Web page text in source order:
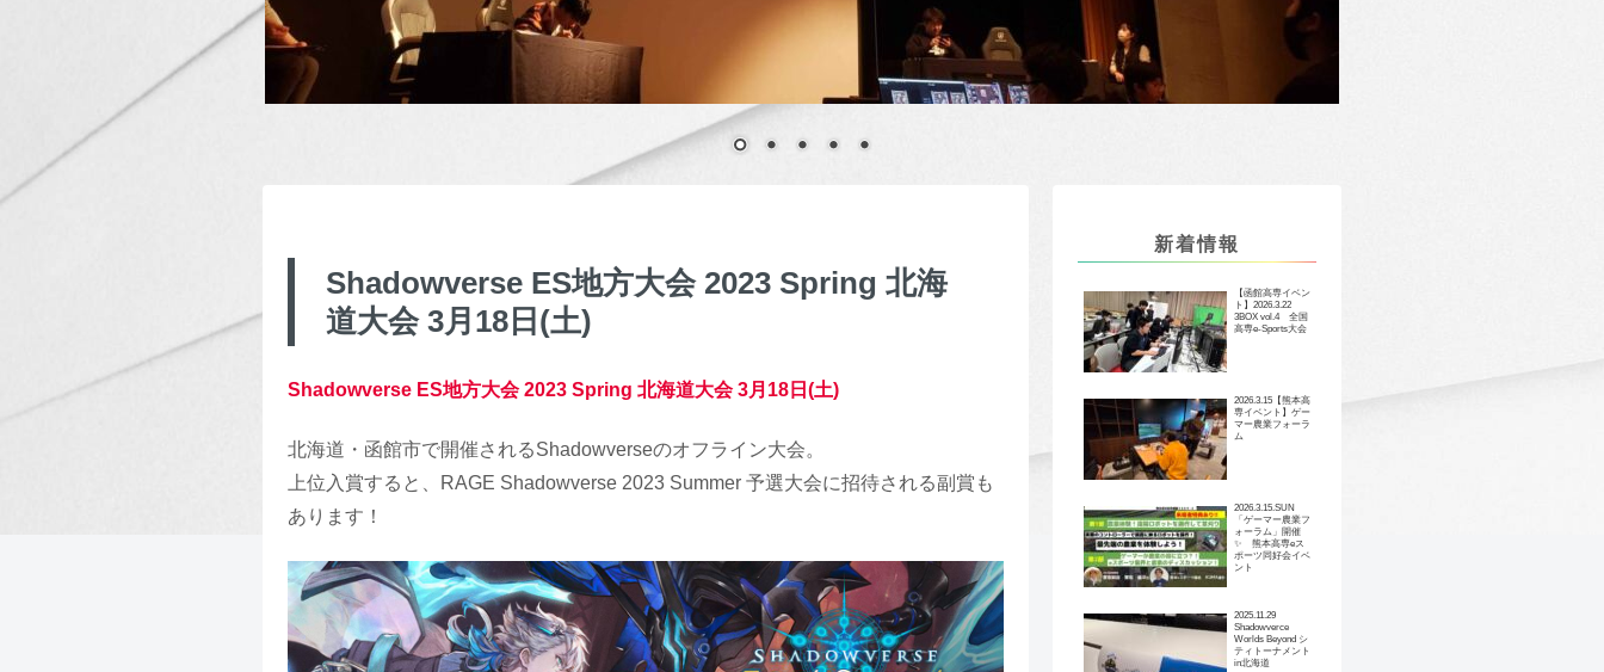
Shadowverse ES地方大会 2023 Spring 北海
道大会 3月18日(土)
Shadowverse ES地方大会 2023 Spring 北海道大会 3月18日(土)
北海道・函館市で開催されるShadowverseのオフライン大会。
上位入賞すると、RAGE Shadowverse 2023 Summer 予選大会に招待される副賞も
あります！
新着情報
【函館高専イベン
ト】2026.3.22
3BOX vol.4 全国
高専e-Sports大会
2026.3.15【熊本高
専イベント】ゲー
マー農業フォーラ
ム
2026.3.15.SUN
「ゲーマー農業フ
ォーラム」開催
✨ 熊本高専eス
ポーツ同好会イベ
ント
2025.11.29
Shadowverce
Worlds Beyond シ
ティトーナメント
in北海道